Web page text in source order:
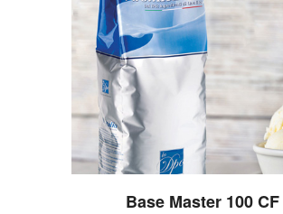
Base Master 100 CF